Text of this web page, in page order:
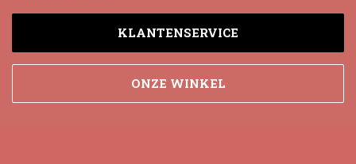
KLANTENSERVICE
ONZE WINKEL